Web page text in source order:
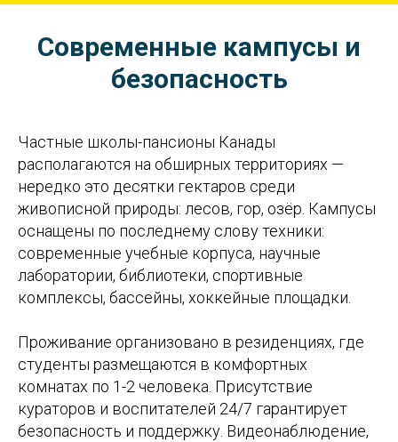
Современные кампусы и
безопасность
Частные школы-пансионы Канады
располагаются на обширных территориях —
нередко это десятки гектаров среди
живописной природы: лесов, гор, озёр. Кампусы
оснащены по последнему слову техники:
современные учебные корпуса, научные
лаборатории, библиотеки, спортивные
комплексы, бассейны, хоккейные площадки.
Проживание организовано в резиденциях, где
студенты размещаются в комфортных
комнатах по 1-2 человека. Присутствие
кураторов и воспитателей 24/7 гарантирует
безопасность и поддержку. Видеонаблюдение,